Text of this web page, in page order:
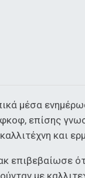
μέσα
επίσης
και
επιβεβαίωσε
με